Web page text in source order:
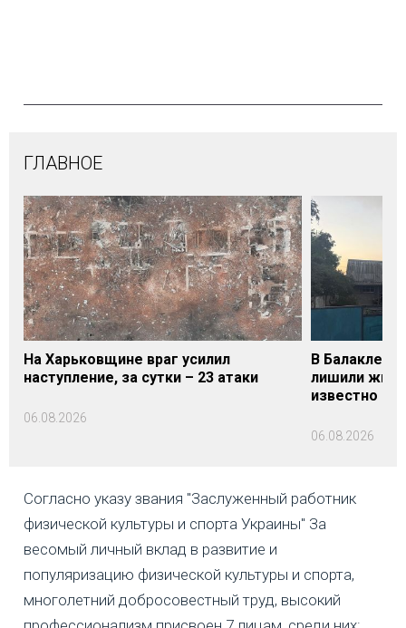
ГЛАВНОЕ
На Харьковщине враг усилил
наступление, за сутки – 23 атаки
06.08.2026
В Балаклее
лишили
известно
06.08.2026
Согласно указу звания "Заслуженный работник
физической культуры и спорта Украины" За
весомый личный вклад в развитие и
популяризацию физической культуры и спорта,
многолетний добросовестный труд, высокий